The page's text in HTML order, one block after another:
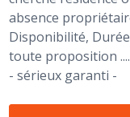
absence
Disponibilité,
toute proposition
- sérieux garanti -